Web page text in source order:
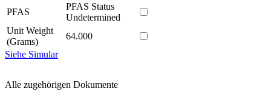
PFAS
PFAS Status
Undetermined
Unit Weight
(Grams)
64.000
Siehe Simular
Alle zugehörigen Dokumente